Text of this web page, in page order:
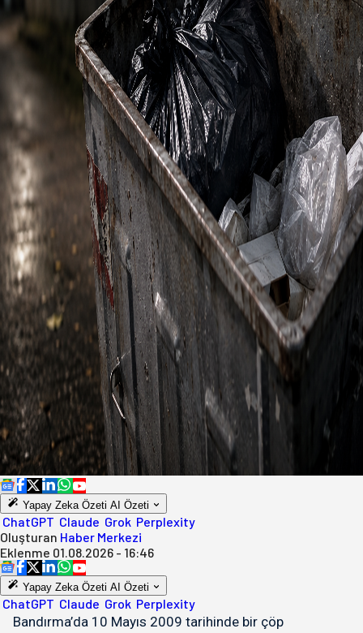
Yapay Zeka Özeti AI Özeti
ChatGPT Claude Grok Perplexity
Oluşturan Haber Merkezi
Eklenme 01.08.2026 - 16:46
Yapay Zeka Özeti AI Özeti
ChatGPT Claude Grok Perplexity
Bandırma’da 10 Mayıs 2009 tarihinde bir çöp